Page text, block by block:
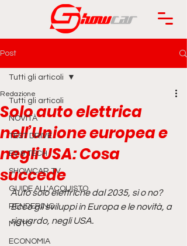
Post
Tutti gli articoli
NOVITÀ
TEST DRIVE
EV & TECH
SHOWCAR TV
GUIDE ALL'ACQUISTO
RENDERING
MOTO
ECONOMIA
Tutti gli articoli
Solo auto elettrica
nell’Unione europea e
negli USA: Cosa
succede
Redazione
Auto solo elettriche dal 2035, sì o no?
Ecco gli sviluppi in Europa e le novità, a
riguardo, negli USA.